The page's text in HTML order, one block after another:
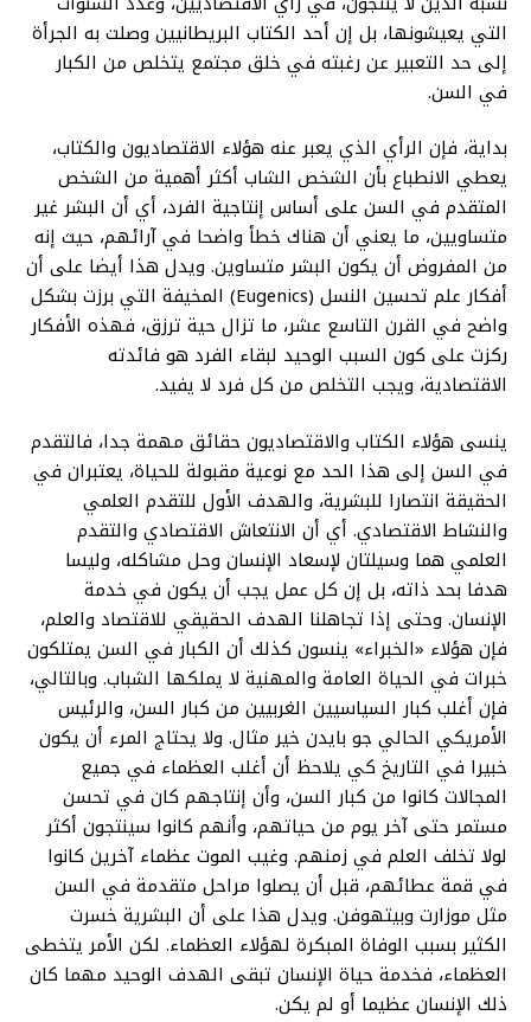
التي يعيشونها، بل إن أحد الكتاب البريطانيين وصلت به الجرأة
إلى حد التعبير عن رغبته في خلق مجتمع يتخلص من الكبار
في السن.
بداية، فإن الرأي الذي يعبر عنه هؤلاء الاقتصاديون والكتاب،
يعطي الانطباع بأن الشخص الشاب أكثر أهمية من الشخص
المتقدم في السن على أساس إنتاجية الفرد، أي أن البشر غير
متساويين، ما يعني أن هناك خطأ واضحا في آرائهم، حيث إنه
من المفروض أن يكون البشر متساوين. ويدل هذا أيضا على أن
أفكار علم تحسين النسل (Eugenics) المخيفة التي برزت بشكل
واضح في القرن التاسع عشر، ما تزال حية ترزق، فهذه الأفكار
ركزت على كون السبب الوحيد لبقاء الفرد هو فائدته
الاقتصادية، ويجب التخلص من كل فرد لا يفيد.
ينسى هؤلاء الكتاب والاقتصاديون حقائق مهمة جدا، فالتقدم
في السن إلى هذا الحد مع نوعية مقبولة للحياة، يعتبران في
الحقيقة انتصارا للبشرية، والهدف الأول للتقدم العلمي
والنشاط الاقتصادي. أي أن الانتعاش الاقتصادي والتقدم
العلمي هما وسيلتان لإسعاد الإنسان وحل مشاكله، وليسا
هدفا بحد ذاته، بل إن كل عمل يجب أن يكون في خدمة
الإنسان. وحتى إذا تجاهلنا الهدف الحقيقي للاقتصاد والعلم،
فإن هؤلاء «الخبراء» ينسون كذلك أن الكبار في السن يمتلكون
خبرات في الحياة العامة والمهنية لا يملكها الشباب. وبالتالي،
فإن أغلب كبار السياسيين الغربيين من كبار السن، والرئيس
الأمريكي الحالي جو بايدن خير مثال. ولا يحتاج المرء أن يكون
خبيرا في التاريخ كي يلاحظ أن أغلب العظماء في جميع
المجالات كانوا من كبار السن، وأن إنتاجهم كان في تحسن
مستمر حتى آخر يوم من حياتهم، وأنهم كانوا سينتجون أكثر
لولا تخلف العلم في زمنهم. وغيب الموت عظماء آخرين كانوا
في قمة عطائهم، قبل أن يصلوا مراحل متقدمة في السن
مثل موزارت وبيتهوفن. ويدل هذا على أن البشرية خسرت
الكثير بسبب الوفاة المبكرة لهؤلاء العظماء. لكن الأمر يتخطى
العظماء، فخدمة حياة الإنسان تبقى الهدف الوحيد مهما كان
ذلك الإنسان عظيما أو لم يكن.